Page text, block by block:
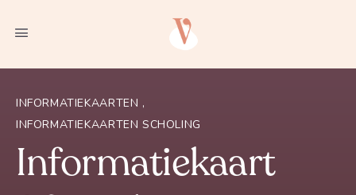
INFORMATIEKAARTEN ,
INFORMATIEKAARTEN SCHOLING
Informatiekaart